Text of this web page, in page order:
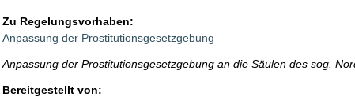
Zu Regelungsvorhaben:
Anpassung der Prostitutionsgesetzgebung
Anpassung der Prostitutionsgesetzgebung an die Säulen des sog.
Bereitgestellt von: